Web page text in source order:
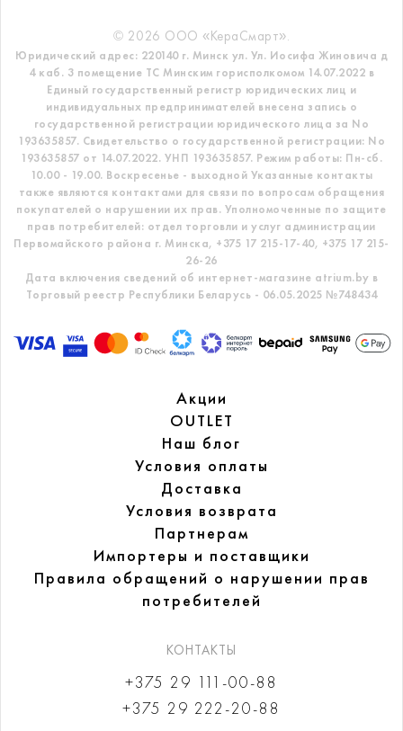
© 2026 ООО «КераСмарт».
Юридический адрес: 220140 г. Минск ул. Ул. Иосифа Жиновича д
4 каб. 3 помещение ТС Минским горисполкомом 14.07.2022 в
Единый государственный регистр юридических лиц и
индивидуальных предпринимателей внесена запись о
государственной регистрации юридического лица за No
193635857. Свидетельство о государственной регистрации: No
193635857 от 14.07.2022. УНП 193635857. Режим работы: Пн-сб.
10.00 - 19.00. Воскресенье - выходной Указанные контакты
также являются контактами для связи по вопросам обращения
покупателей о нарушении их прав. Уполномоченные по защите
прав потребителей: отдел торговли и услуг администрации
Первомайского района г. Минска, +375 17 215-17-40, +375 17 215-
26-26
Дата включения сведений об интернет-магазине atrium.by в
Торговый реестр Республики Беларусь - 06.05.2025 №748434
Акции
OUTLET
Наш блог
Условия оплаты
Доставка
Условия возврата
Партнерам
Импортеры и поставщики
Правила обращений о нарушении прав
потребителей
КОНТАКТЫ
+375 29 111-00-88
+375 29 222-20-88